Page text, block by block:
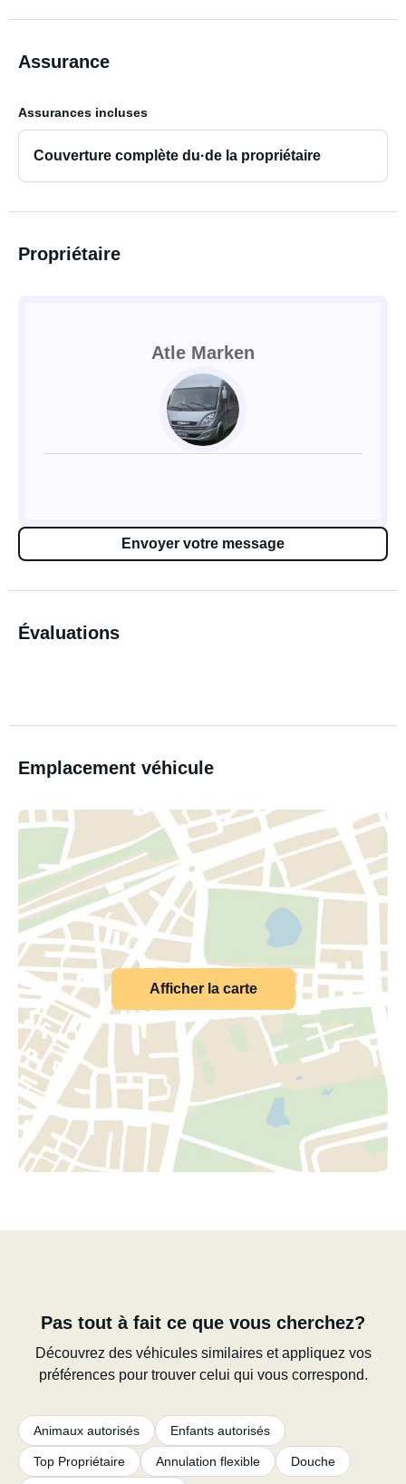
Assurance
Assurances incluses
Couverture complète du·de la propriétaire
Propriétaire
Atle Marken
Envoyer votre message
Évaluations
Emplacement véhicule
Afficher la carte
Pas tout à fait ce que vous cherchez?
Découvrez des véhicules similaires et appliquez vos
préférences pour trouver celui qui vous correspond.
Animaux autorisés Enfants autorisés
Top Propriétaire Annulation flexible Douche